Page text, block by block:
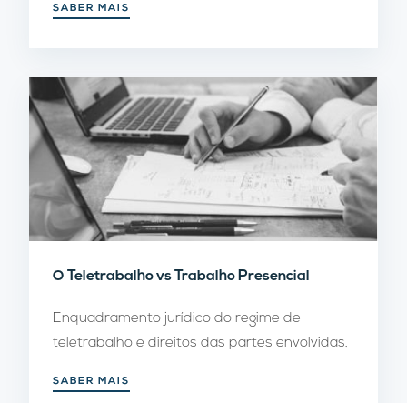
SABER MAIS
O Teletrabalho vs Trabalho Presencial
Enquadramento jurídico do regime de
teletrabalho e direitos das partes envolvidas.
SABER MAIS